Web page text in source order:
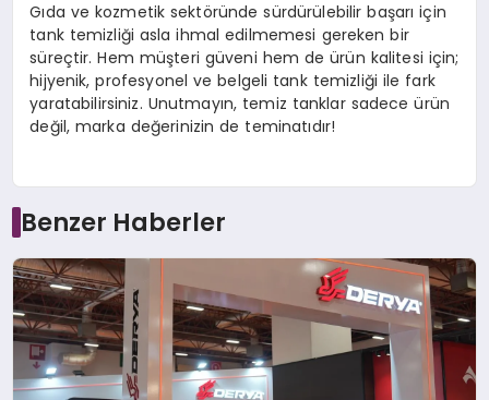
Gıda ve kozmetik sektöründe sürdürülebilir başarı için
tank temizliği asla ihmal edilmemesi gereken bir
süreçtir. Hem müşteri güveni hem de ürün kalitesi için;
hijyenik, profesyonel ve belgeli tank temizliği ile fark
yaratabilirsiniz. Unutmayın, temiz tanklar sadece ürün
değil, marka değerinizin de teminatıdır!
Benzer Haberler